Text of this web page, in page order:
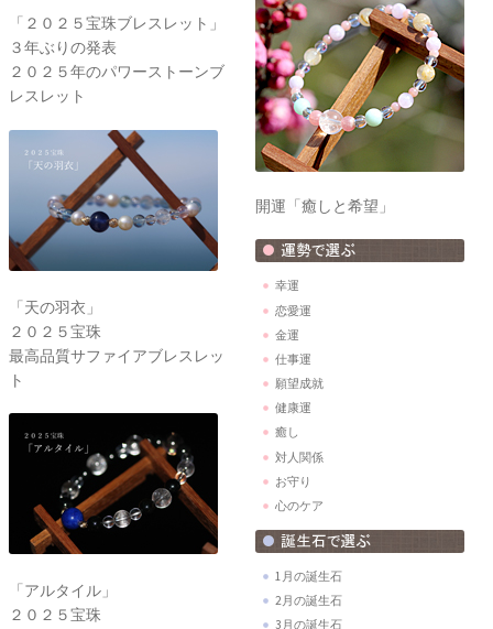
「２０２５宝珠ブレスレット」
３年ぶりの発表
２０２５年のパワーストーンブ
レスレット
「天の羽衣」
２０２５宝珠
最高品質サファイアブレスレッ
ト
「アルタイル」
２０２５宝珠
開運「癒しと希望」
幸運
恋愛運
金運
仕事運
願望成就
健康運
癒し
対人関係
お守り
心のケア
1月の誕生石
2月の誕生石
3月の誕生石